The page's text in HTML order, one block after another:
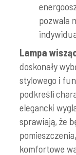
pozwala
Lampa
doskonały
stylowego i
podkreśli
elegancki
sprawiają, że
komfortowe